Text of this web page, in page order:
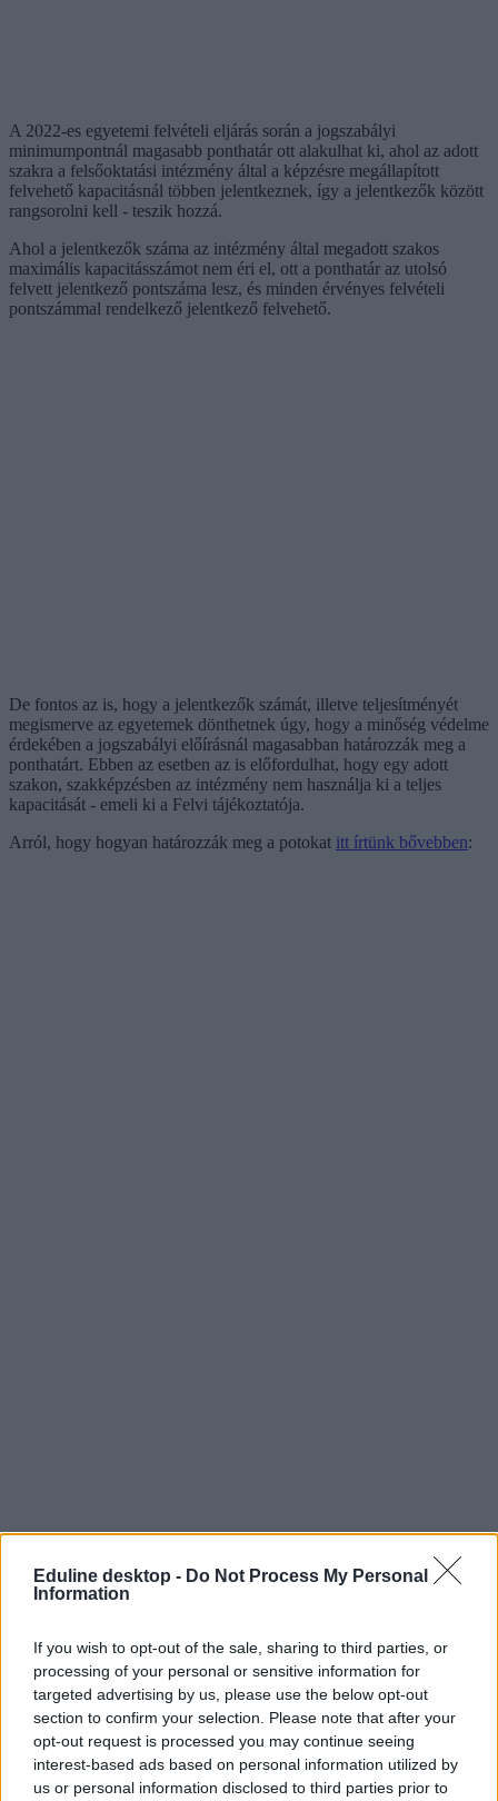
Eduline desktop - Do Not Process My Personal
Information
If you wish to opt-out of the sale, sharing to third parties, or
processing of your personal or sensitive information for
targeted advertising by us, please use the below opt-out
section to confirm your selection. Please note that after your
opt-out request is processed you may continue seeing
interest-based ads based on personal information utilized by
us or personal information disclosed to third parties prior to
A 2022-es egyetemi felvételi eljárás során a jogszabályi
minimumpontnál magasabb ponthatár ott alakulhat ki, ahol az adott
szakra a felsőoktatási intézmény által a képzésre megállapított
felvehető kapacitásnál többen jelentkeznek, így a jelentkezők között
rangsorolni kell - teszik hozzá.
Ahol a jelentkezők száma az intézmény által megadott szakos
maximális kapacitásszámot nem éri el, ott a ponthatár az utolsó
felvett jelentkező pontszáma lesz, és minden érvényes felvételi
pontszámmal rendelkező jelentkező felvehető.
De fontos az is, hogy a jelentkezők számát, illetve teljesítményét
megismerve az egyetemek dönthetnek úgy, hogy a minőség védelme
érdekében a jogszabályi előírásnál magasabban határozzák meg a
ponthatárt. Ebben az esetben az is előfordulhat, hogy egy adott
szakon, szakképzésben az intézmény nem használja ki a teljes
kapacitását - emeli ki a Felvi tájékoztatója.
Arról, hogy hogyan határozzák meg a potokat itt írtünk bővebben:
felvételi ponthatárok
ponthatárok